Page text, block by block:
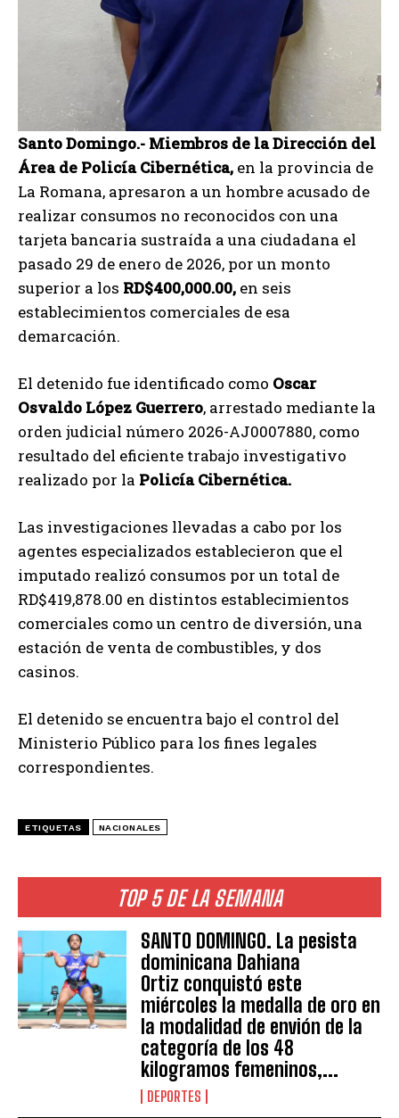
TOP 5 DE LA SEMANA
SANTO DOMINGO. La pesista
dominicana Dahiana
Ortiz conquistó este
miércoles la medalla de oro en
la modalidad de envión de la
categoría de los 48
kilogramos femeninos,...
DEPORTES
Santo Domingo.- Miembros de la Dirección del
Área de Policía Cibernética, en la provincia de
La Romana, apresaron a un hombre acusado de
realizar consumos no reconocidos con una
tarjeta bancaria sustraída a una ciudadana el
pasado 29 de enero de 2026, por un monto
superior a los RD$400,000.00, en seis
establecimientos comerciales de esa
demarcación.
El detenido fue identificado como Oscar
Osvaldo López Guerrero, arrestado mediante la
orden judicial número 2026-AJ0007880, como
resultado del eficiente trabajo investigativo
realizado por la Policía Cibernética.
Las investigaciones llevadas a cabo por los
agentes especializados establecieron que el
imputado realizó consumos por un total de
RD$419,878.00 en distintos establecimientos
comerciales como un centro de diversión, una
estación de venta de combustibles, y dos
casinos.
El detenido se encuentra bajo el control del
Ministerio Público para los fines legales
correspondientes.
ETIQUETAS NACIONALES